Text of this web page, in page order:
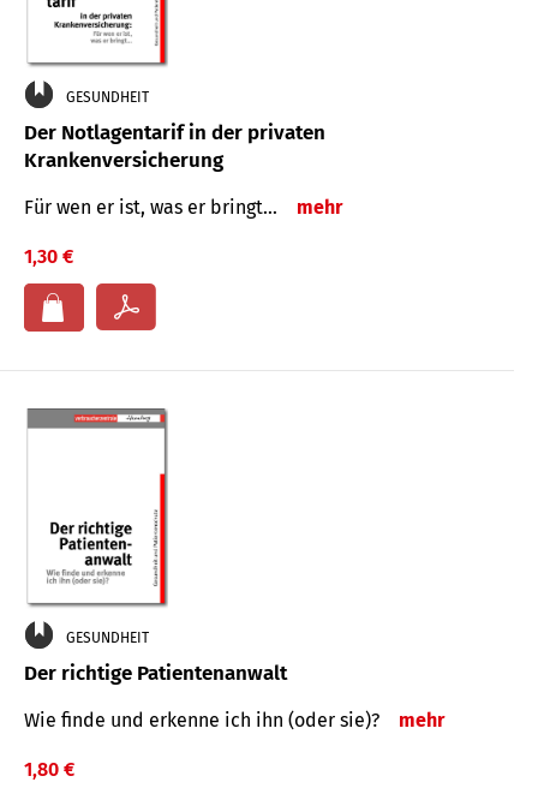
GESUNDHEIT
Der Notlagentarif in der privaten
Krankenversicherung
Für wen er ist, was er bringt… mehr
1,30 €
GESUNDHEIT
Der richtige Patientenanwalt
Wie finde und erkenne ich ihn (oder sie)? mehr
1,80 €